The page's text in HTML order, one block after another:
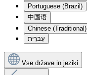
Portuguese (Brazil)
中国语
Chinese (Traditional)
עִברִית
Vse države in jeziki